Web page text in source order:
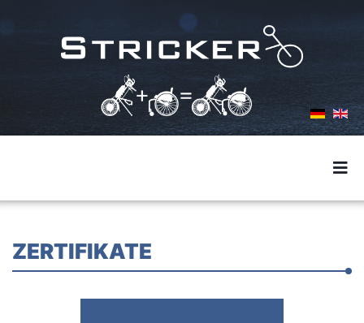
ZERTIFIKATE